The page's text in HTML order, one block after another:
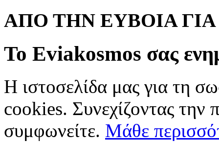
ΑΠΟ ΤΗΝ ΕΥΒΟΙΑ
Το Eviakosmos σας
Η ιστοσελίδα μας για τη
cookies. Συνεχίζοντας την
συμφωνείτε. Μάθε